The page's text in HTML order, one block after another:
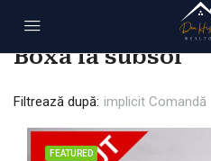
Acasă
Boxa la subsol
Filtrează după: implicit Comandă
FEATURED